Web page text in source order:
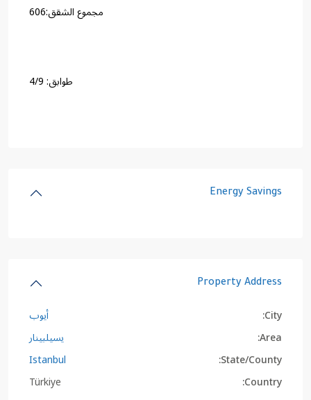
مجموع الشقق:606
طوابق: 4/9
Energy Savings
Property Address
City:
أيوب
Area:
يسيلبينار
State/County:
Istanbul
Country:
Türkiye